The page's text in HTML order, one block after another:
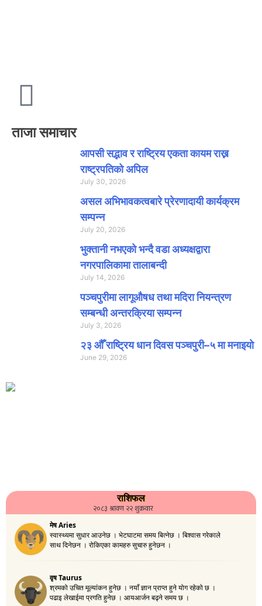
ताजा समाचार
आपसी सद्भाव र राष्ट्रिय एकता कायम राख्न
राष्ट्रपतिको अपिल
July 30, 2026
असल अभिभावकत्वबारे प्रेरणादायी कार्यक्रम
सम्पन्न
July 20, 2026
भुक्तानी नभएको भन्दै वडा अध्यक्षद्वारा
नगरपालिकामा तालाबन्दी
July 14, 2026
पञ्चपुरीमा लागूऔषध तथा मदिरा नियन्त्रण
सम्बन्धी अन्तरक्रिया सम्पन्न
July 3, 2026
२३ औँ राष्ट्रिय धान दिवस पञ्चपुरी–५ मा मनाइयाे
June 29, 2026